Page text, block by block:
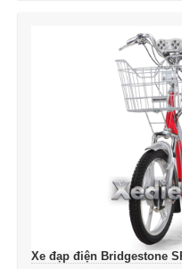
Xe đạp điện Bridgestone